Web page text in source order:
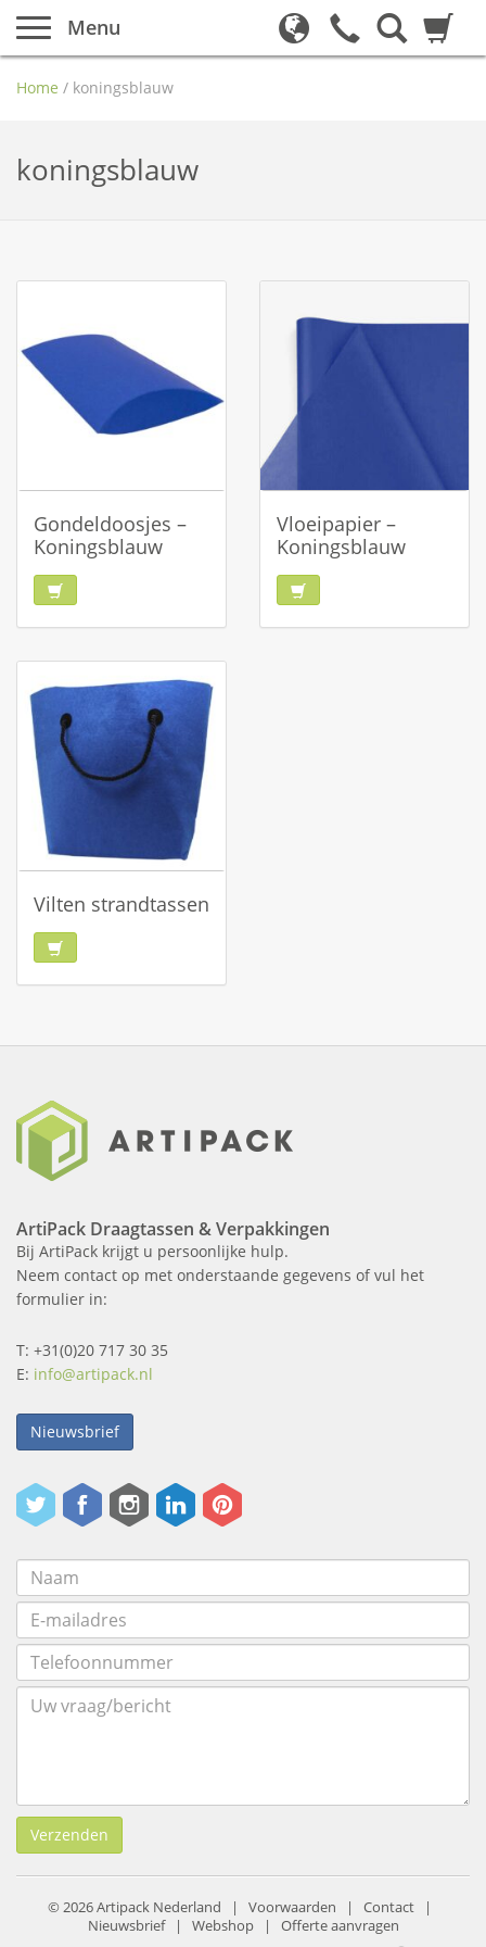
Menu
Home / koningsblauw
koningsblauw
Gondeldoosjes –
Koningsblauw
Vloeipapier –
Koningsblauw
Vilten strandtassen
ArtiPack Draagtassen & Verpakkingen
Bij ArtiPack krijgt u persoonlijke hulp.
Neem contact op met onderstaande gegevens of vul het
formulier in:
T: +31(0)20 717 30 35
E: info@artipack.nl
Nieuwsbrief
Verzenden
© 2026 Artipack Nederland | Voorwaarden | Contact |
Nieuwsbrief| Webshop| Offerte aanvragen